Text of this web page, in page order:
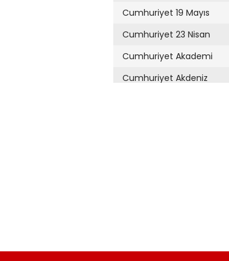
Cumhuriyet 19 Mayıs
Cumhuriyet 23 Nisan
Cumhuriyet Akademi
Cumhuriyet Akdeniz
Cumhuriyet Çevre